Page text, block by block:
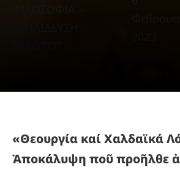
«Θεουργία καί Χαλδαϊκά
Ἀποκάλυψη ποῦ προῆλθε